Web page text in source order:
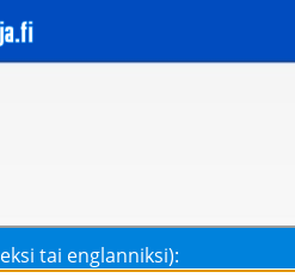
tai englanniksi):